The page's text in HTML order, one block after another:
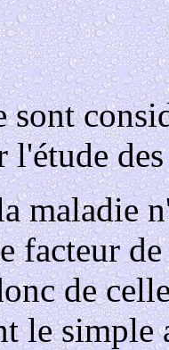
sont
maladie
facteur
de
le simple